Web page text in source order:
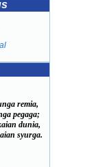
remia,
pegaga;
dunia,
syurga.